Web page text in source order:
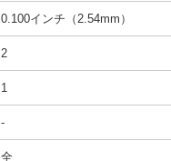
0.100インチ（2.54mm）
2
1
-
全